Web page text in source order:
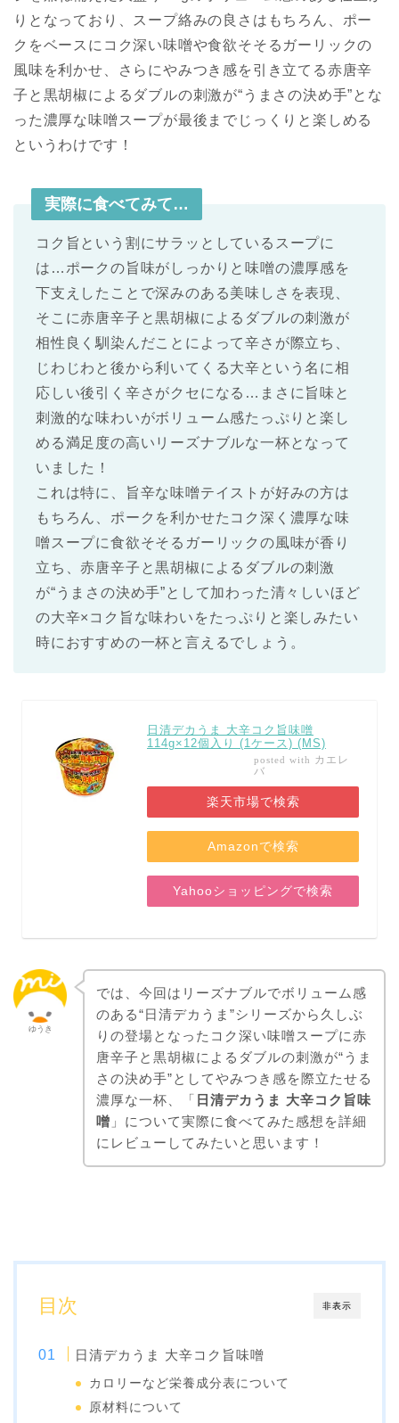
りとなっており、スープ絡みの良さはもちろん、ポー
クをベースにコク深い味噌や食欲そそるガーリックの
風味を利かせ、さらにやみつき感を引き立てる赤唐辛
子と黒胡椒によるダブルの刺激が“うまさの決め手”とな
った濃厚な味噌スープが最後までじっくりと楽しめる
というわけです！
実際に食べてみて…
コク旨という割にサラッとしているスープに
は…ポークの旨味がしっかりと味噌の濃厚感を
下支えしたことで深みのある美味しさを表現、
そこに赤唐辛子と黒胡椒によるダブルの刺激が
相性良く馴染んだことによって辛さが際立ち、
じわじわと後から利いてくる大辛という名に相
応しい後引く辛さがクセになる…まさに旨味と
刺激的な味わいがボリューム感たっぷりと楽し
める満足度の高いリーズナブルな一杯となって
いました！
これは特に、旨辛な味噌テイストが好みの方は
もちろん、ポークを利かせたコク深く濃厚な味
噌スープに食欲そそるガーリックの風味が香り
立ち、赤唐辛子と黒胡椒によるダブルの刺激
が“うまさの決め手”として加わった清々しいほど
の大辛×コク旨な味わいをたっぷりと楽しみたい
時におすすめの一杯と言えるでしょう。
日清デカうま 大辛コク旨味噌
114g×12個入り (1ケース) (MS)
posted with カエレ
バ
楽天市場で検索
Amazonで検索
Yahooショッピングで検索
ゆうき
では、今回はリーズナブルでボリューム感
のある“日清デカうま”シリーズから久しぶ
りの登場となったコク深い味噌スープに赤
唐辛子と黒胡椒によるダブルの刺激が“うま
さの決め手”としてやみつき感を際立たせる
濃厚な一杯、「 日清デカうま 大辛コク旨味
噌 」について実際に食べてみた感想を詳細
にレビューしてみたいと思います！
非表示
目次
日清デカうま 大辛コク旨味噌
カロリーなど栄養成分表について
原材料について